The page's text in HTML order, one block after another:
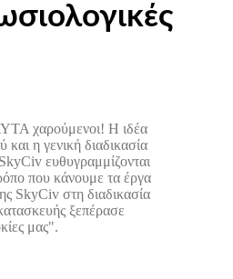
χαρούμενοι! Η ιδέα
και η γενική διαδικασία
ευθυγραμμίζονται
που κάνουμε τα έργα
SkyCiv στη διαδικασία
ξεπέρασε
μας".